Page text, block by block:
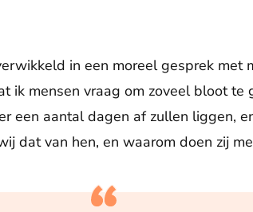
in een moreel gesprek met
ik mensen vraag om zoveel bloot te
een aantal dagen af zullen liggen,
dat van hen, en waarom doen zij